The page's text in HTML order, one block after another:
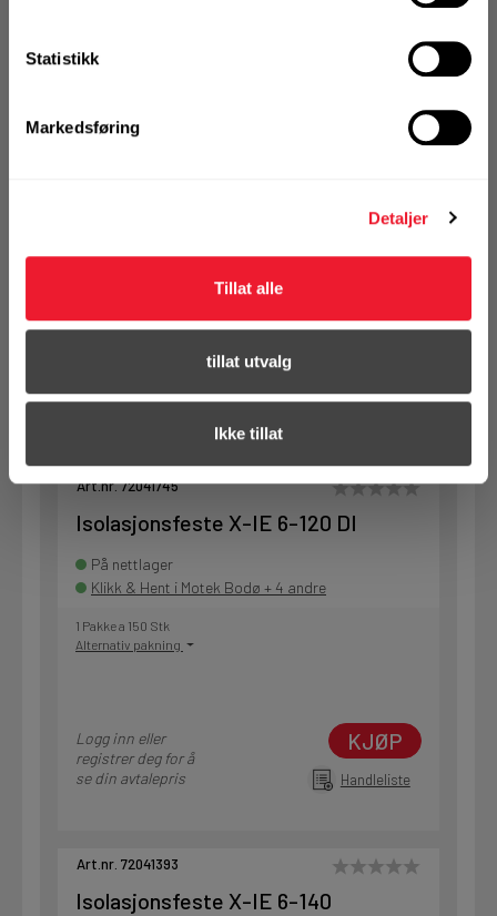
Statistikk
Markedsføring
Detaljer
Tillat alle
tillat utvalg
Ikke tillat
Isolasjonsfeste X-IE 6-100 DI
Klikk & Hent i Motek Oslo - Brobekk + 32 andre
se din avtalepris
Handleliste
Art.nr. 72041745
Isolasjonsfeste X-IE 6-120 DI
På nettlager
Klikk & Hent i Motek Bodø + 4 andre
1 Pakke a 150 Stk
Alternativ pakning
Logg inn eller
registrer deg for å
se din avtalepris
KJØP
Handleliste
Art.nr. 72041393
Isolasjonsfeste X-IE 6-140